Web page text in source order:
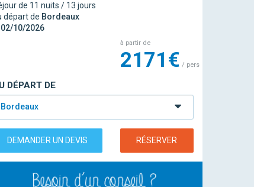
de 11 nuits / 13 jours
départ de Bordeaux
02/10/2026
à partir de
2171€ / pers
DÉPART DE
Bordeaux
DEMANDER UN DEVIS RÉSERVER